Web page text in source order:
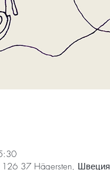
37 Hägersten, Швеция